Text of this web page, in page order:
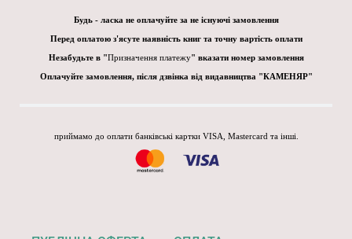
Будь - ласка не оплачуйте за не існуючі замовлення
Перед оплатою з'ясуте наявність книг та точну вартість оплати
Незабудьте в "Призначення платежу" вказати номер замовлення
Оплачуйте замовлення, після дзвінка від видавництва "КАМЕНЯР"
приймамо до оплати банківські картки VISA, Mastercard та інші.